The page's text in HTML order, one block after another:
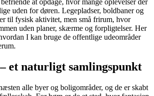
uden for døren. Legepladser, boldbaner og
til fysisk aktivitet, men små frirum, hvor
uden planer, skærme og forpligtelser. Her
I kan bruge de offentlige udeområder
et naturligt samlingspunkt
alle byer og boligområder, og de er skabt